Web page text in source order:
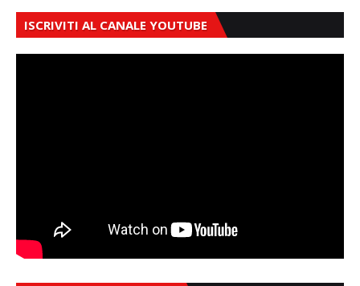
ISCRIVITI AL CANALE YOUTUBE